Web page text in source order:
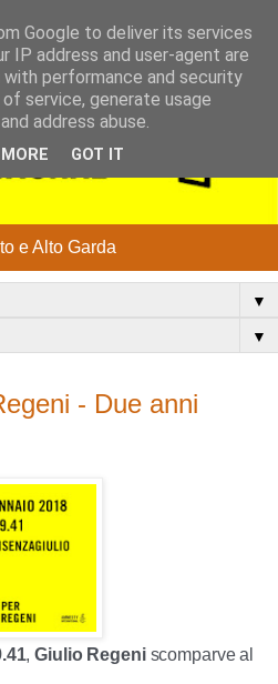
e Alto Garda
▼
▼
- Due anni
,Giulio Regeniscomparve al
Google to deliver its services
IP address and user-agent are
performance and security
service, generate usage
address abuse.
GOT IT